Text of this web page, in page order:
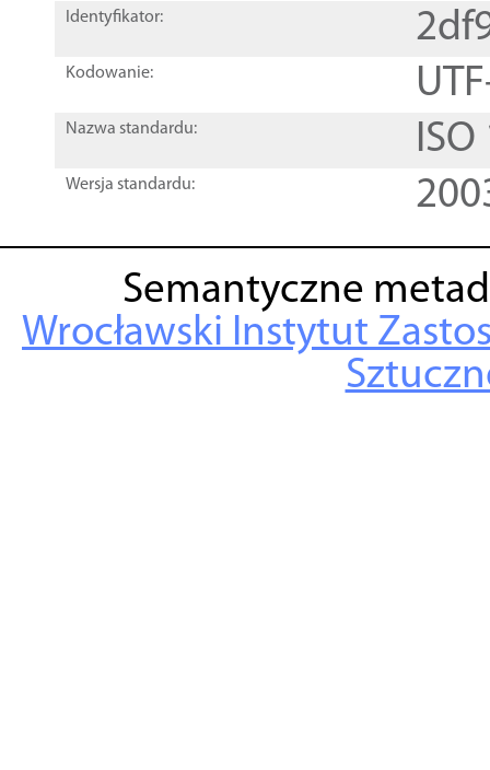
Identyfikator:
Kodowanie:
Nazwa standardu:
Wersja standardu:
Semantyczne
Wrocławski Instytut